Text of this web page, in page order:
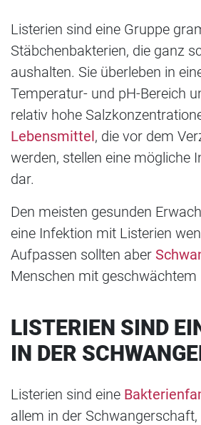
Listerien sind eine Gruppe
Stäbchenbakterien, die ganz
aushalten. Sie überleben in
Temperatur- und pH-Bereich
relativ hohe
Lebensmittel, die vor dem
werden, stellen eine mögliche
dar.
Den meisten gesunden
eine Infektion mit Listerien
Aufpassen sollten aber
Menschen mit geschwächtem
LISTERIEN SIND
IN DER
Listerien sind eine
allem in der Schwangerschaft,